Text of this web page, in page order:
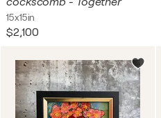
15x15in
$2,100